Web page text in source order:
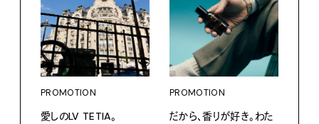
PROMOTION
愛しのLV TETIA。
PROMOTION
だから、香りが好き。わた